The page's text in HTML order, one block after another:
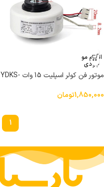
اتمام مو
جودی
موتور فن کولر اسپلیت 15 وات YDKS-
1,850,000تومان
1